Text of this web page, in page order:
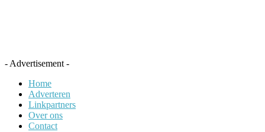
- Advertisement -
Home
Adverteren
Linkpartners
Over ons
Contact